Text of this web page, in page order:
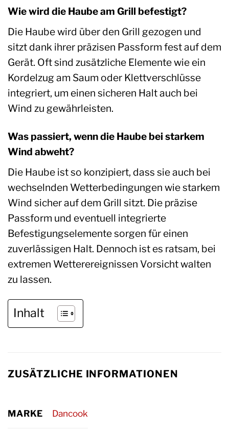
Wie wird die Haube am Grill befestigt?
Die Haube wird über den Grill gezogen und
sitzt dank ihrer präzisen Passform fest auf dem
Gerät. Oft sind zusätzliche Elemente wie ein
Kordelzug am Saum oder Klettverschlüsse
integriert, um einen sicheren Halt auch bei
Wind zu gewährleisten.
Was passiert, wenn die Haube bei starkem
Wind abweht?
Die Haube ist so konzipiert, dass sie auch bei
wechselnden Wetterbedingungen wie starkem
Wind sicher auf dem Grill sitzt. Die präzise
Passform und eventuell integrierte
Befestigungselemente sorgen für einen
zuverlässigen Halt. Dennoch ist es ratsam, bei
extremen Wetterereignissen Vorsicht walten
zu lassen.
Inhalt
ZUSÄTZLICHE INFORMATIONEN
MARKE Dancook